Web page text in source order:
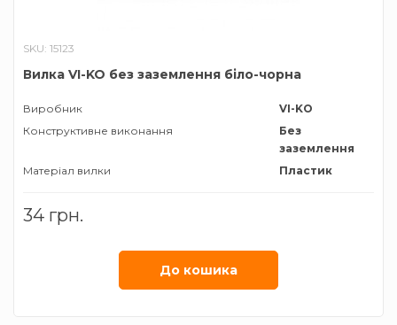
SKU: 15123
Вилка VI-KO без заземлення біло-чорна
Виробник
VI-KO
Конструктивне виконання
Без
заземлення
Матеріал вилки
Пластик
34 грн.
До кошика